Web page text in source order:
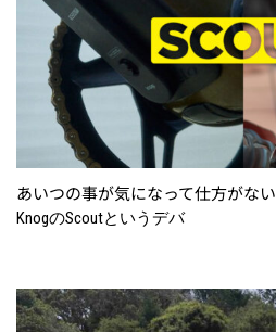
あいつの事が気になって仕方がない
KnogのScoutというデバ